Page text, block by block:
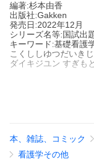
編著:杉本由香
出版社:Gakken
発売日:2022年12月
シリーズ名等:国試出
キーワード:基礎看護
こくししゆつだいき
ダイキジユン すぎも
看護師国試出題基準
なるノート」。基礎
本、雑誌、コミック
看護学その他